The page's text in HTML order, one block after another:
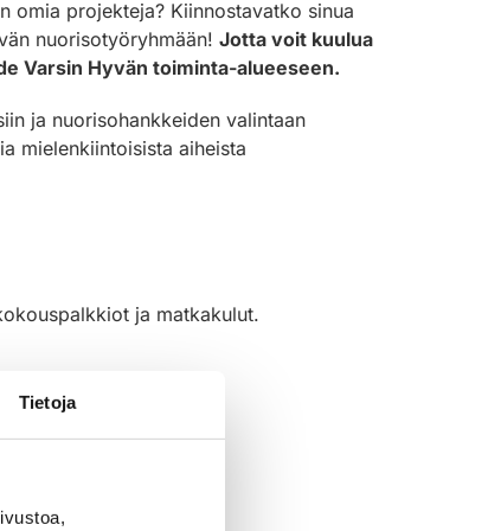
Tietoja
omia projekteja? Kiinnostavatko sinua
nuorisotyöryhmään! Jotta voit kuulua
Varsin Hyvän toiminta-alueeseen.
ja nuorisohankkeiden valintaan
mielenkiintoisista aiheista
ja matkakulut.